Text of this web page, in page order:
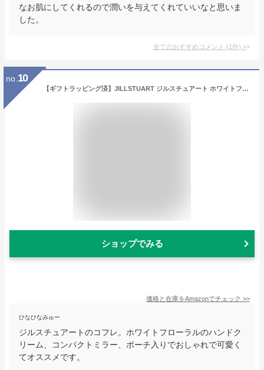
なお肌にしてくれるので潤いを与えてくれていいなと思いま
した。
全てのおすすめコメント (1件) >
no. 10
【ギフトラッピング済】JILLSTUART ジルスチュアート ホワイトフローラル ハンドクリーム & コンパクトミラー ポーチ ギフト セット コフレ【純正ギフトボックス、ショップバッグ、メッセージカード付き】
ショップでみる
価格と在庫をAmazonでチェック >>
ひなひなみゅー
ジルスチュアートのコフレ。ホワイトフローラルのハンドク
リーム、コンパクトミラー、ポーチ入りでおしゃれで可愛く
てオススメです。